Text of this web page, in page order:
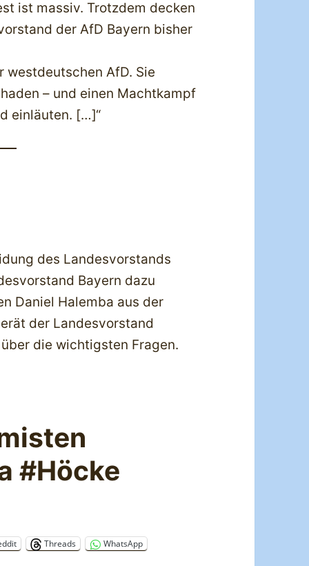
ist massiv. Trotzdem decken
der AfD Bayern bisher
westdeutschen AfD. Sie
– und einen Machtkampf
einläuten. […]“
des Landesvorstands
Bayern dazu
Daniel Halemba aus der
der Landesvorstand
die wichtigsten Fragen.
#Höcke
Threads
WhatsApp